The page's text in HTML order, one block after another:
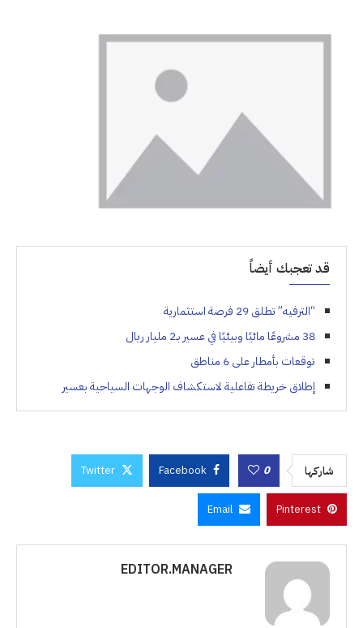
قد تعجبك أيضاً
“الترفيه” تطلق 29 فرصة استثمارية
38 مشروعًا مائيًا وبيئيًا في عسير بـ2 مليار ريال
توقعات بأمطار على 6 مناطق
إطلاق خريطة تفاعلية لاستكشاف الوجهات السياحية بعسير
شاركها 0
Facebook
Twitter
Pinterest
Email
EDITOR.MANAGER